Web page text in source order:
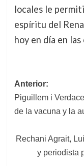
locales le
espíritu del
hoy en día en
de
entradas
Anterior:
Piguillem i
de la vacuna y la
Rechani Agrait,
y periodista